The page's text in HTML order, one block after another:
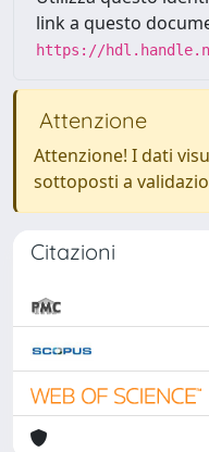
link a questo
https://
Attenzione
Attenzione! I dati
sottoposti a
Citazioni